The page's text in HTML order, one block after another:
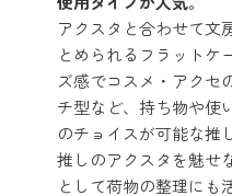
アクスタと合わせて文
とめられるフラットケ
ズ感でコスメ・アクセ
チ型など、持ち物や使
のチョイスが可能な推
推しのアクスタを魅せ
として荷物の整理にも